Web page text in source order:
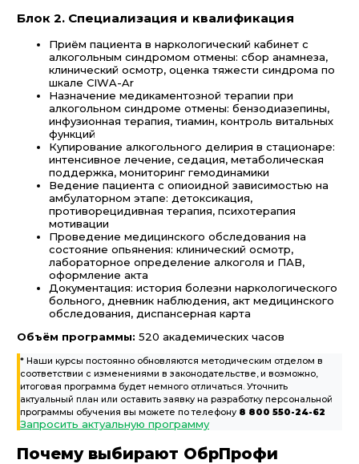
Блок 2. Специализация и квалификация
Приём пациента в наркологический кабинет с
алкогольным синдромом отмены: сбор анамнеза,
клинический осмотр, оценка тяжести синдрома по
шкале CIWA-Ar
Назначение медикаментозной терапии при
алкогольном синдроме отмены: бензодиазепины,
инфузионная терапия, тиамин, контроль витальных
функций
Купирование алкогольного делирия в стационаре:
интенсивное лечение, седация, метаболическая
поддержка, мониторинг гемодинамики
Ведение пациента с опиоидной зависимостью на
амбулаторном этапе: детоксикация,
противорецидивная терапия, психотерапия
мотивации
Проведение медицинского обследования на
состояние опьянения: клинический осмотр,
лабораторное определение алкоголя и ПАВ,
оформление акта
Документация: история болезни наркологического
больного, дневник наблюдения, акт медицинского
обследования, диспансерная карта
Объём программы: 520 академических часов
* Наши курсы постоянно обновляются методическим отделом в
соответствии с изменениями в законодательстве, и возможно,
итоговая программа будет немного отличаться. Уточнить
актуальный план или оставить заявку на разработку персональной
программы обучения вы можете по телефону 8 800 550-24-62
Запросить актуальную программу
Почему выбирают ОбрПрофи